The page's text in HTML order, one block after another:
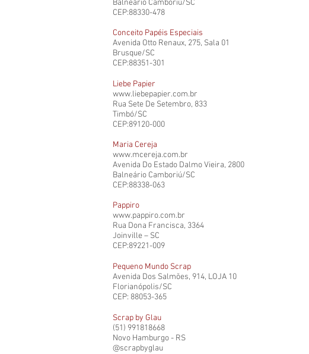
Balneário Camboriú/SC
CEP:88330-478
Conceito Papéis Especiais
Avenida Otto Renaux, 275, Sala 01
Brusque/SC
CEP:88351-301
Liebe Papier
www.liebepapier.com.br
Rua Sete De Setembro, 833
Timbó/SC
CEP:89120-000
Maria Cereja
www.mcereja.com.br
Avenida Do Estado Dalmo Vieira, 2800
Balneário Camboriú/SC
CEP:88338-063
Pappiro
www.pappiro.com.br
Rua Dona Francisca, 3364
Joinville – SC
CEP:89221-009
Pequeno Mundo Scrap
Avenida Dos Salmões, 914, LOJA 10
Florianópolis/SC
CEP: 88053-365
Scrap by Glau
(51) 991818668
Novo Hamburgo - RS
@scrapbyglau